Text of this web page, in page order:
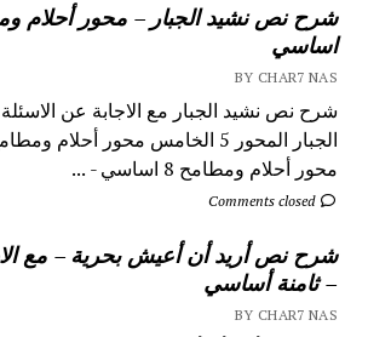
شرح نص نشيد الجبار – محور أحلام
اساسي
BY CHAR7 NAS
شرح نص نشيد الجبار مع الاجابة عن
الجبار المحور 5 الخامس محور
محور أحلام ومطامح 8 اساسي - ...
Comments closed
شرح نص أريد أن أعيش بحرية – مع
– ثامنة أساسي
BY CHAR7 NAS